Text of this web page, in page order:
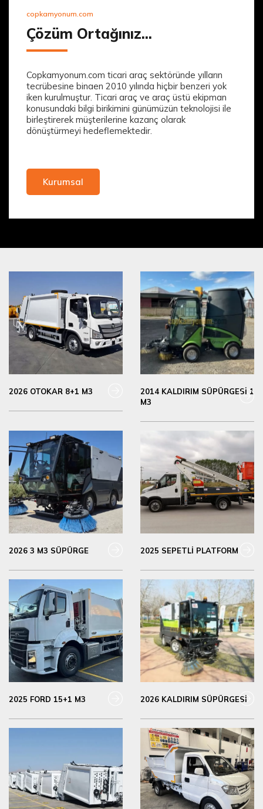
copkamyonum.com
Çözüm Ortağınız...
Copkamyonum.com ticari araç sektöründe yılların
tecrübesine binaen 2010 yılında hiçbir benzeri yok
iken kurulmuştur. Ticari araç ve araç üstü ekipman
konusundaki bilgi birikimini günümüzün teknolojisi ile
birleştirerek müşterilerine kazanç olarak
dönüştürmeyi hedeflemektedir.
Kurumsal
2026 OTOKAR 8+1 M3
2014 KALDIRIM SÜPÜRGESİ 1
M3
2026 3 M3 SÜPÜRGE 2025 SEPETLİ PLATFORM
2025 FORD 15+1 M3 2026 KALDIRIM SÜPÜRGESİ